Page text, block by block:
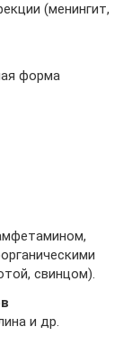
(менингит,
форма
свинцом).
и др.